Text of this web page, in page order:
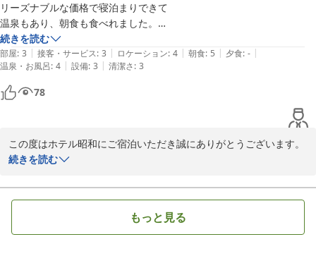
また、当館自慢の源泉かけ流し温泉につきましても、豊富な湯量
（ドバドバ感）や温度にご満足いただけた様子が伺え、大変光栄に
思います。熱めのお湯でご移動や日頃のお疲れを癒やし、ぐっすり
とお休みいただけたのでしたら幸いです。
これからもビジネスやご旅行の際に、気軽にお寛ぎいただけるホテ
またのお越しを、心よりお待ちしております。
ホテル　昭和
2026-08-03
リーズナブルな価格で寝泊まりできて
温泉もあり、朝食も食べれました。
観光メインでどこか泊まるところを…
って感じならおすすめできます！
続きを読む
部屋: 3 | 接客・サービス: 3 | ロケーション: 4 | 朝食: 5 | 夕食: - |
温泉・お風呂: 4 | 設備: 3 | 清潔さ: 3
78
この度はホテル昭和にご宿泊いただき誠にありがとうございます。
山梨は今さくらんぼの最盛期で、これから桃や葡萄と一年で一番お
フルーツをお楽しみいただくにはとてもよいシーズンです。
観光をお楽しみいただいたあと、温泉でゆっくりしていただければ
またのお越しを従業員一同お待ちしております。
続きを読む
もっと見る